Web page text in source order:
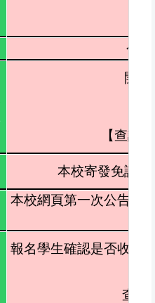
公
開放
【查詢
本校寄發免試入
本校網頁第一次公告參
報名學生確認是否收到
查詢